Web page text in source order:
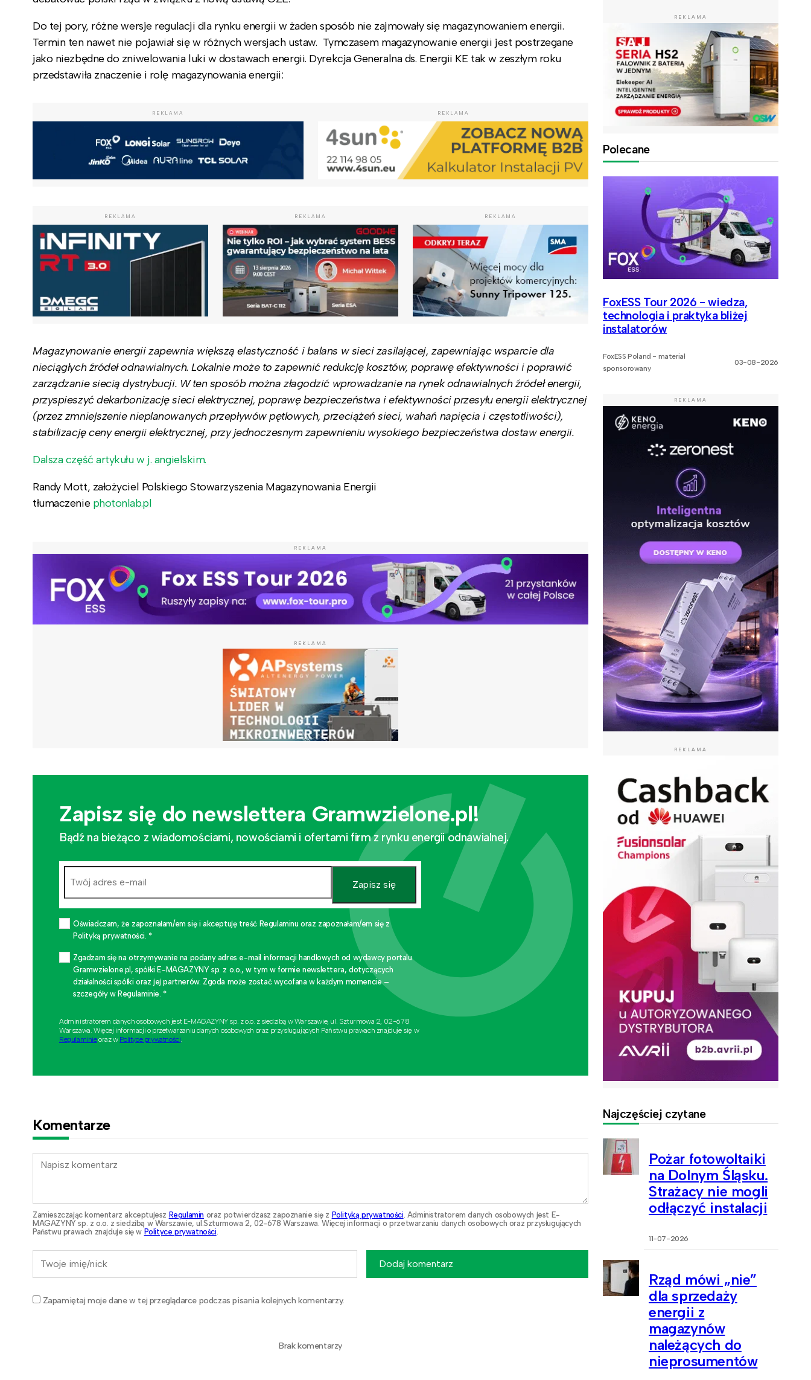
Do tej pory, różne wersje regulacji dla rynku energii w żaden sposób nie zajmowały się magazynowaniem energii.
Termin ten nawet nie pojawiał się w różnych wersjach ustaw. Tymczasem magazynowanie energii jest postrzegane
jako niezbędne do zniwelowania luki w dostawach energii. Dyrekcja Generalna ds. Energii KE tak w zeszłym roku
przedstawiła znaczenie i rolę magazynowania energii:
REKLAMA REKLAMA
REKLAMA REKLAMA REKLAMA
Magazynowanie energii zapewnia większą elastyczność i balans w sieci zasilającej, zapewniając wsparcie dla
nieciągłych źródeł odnawialnych. Lokalnie może to zapewnić redukcję kosztów, poprawę efektywności i poprawić
zarządzanie siecią dystrybucji. W ten sposób można złagodzić wprowadzanie na rynek odnawialnych źródeł energii,
przyspieszyć dekarbonizację sieci elektrycznej, poprawę bezpieczeństwa i efektywności przesyłu energii elektrycznej
(przez zmniejszenie nieplanowanych przepływów pętlowych, przeciążeń sieci, wahań napięcia i częstotliwości),
stabilizację ceny energii elektrycznej, przy jednoczesnym zapewnieniu wysokiego bezpieczeństwa dostaw energii.
Dalsza część artykułu w j. angielskim.
Randy Mott, założyciel Polskiego Stowarzyszenia Magazynowania Energii
tłumaczenie photonlab.pl
REKLAMA
REKLAMA
Zapisz się do newslettera Gramwzielone.pl!
Bądź na bieżąco z wiadomościami, nowościami i ofertami firm z rynku energii odnawialnej.
Zapisz się
Oświadczam, że zapoznałam/em się i akceptuję treść Regulaminu oraz zapoznałam/em się z
Polityką prywatności. *
Zgadzam się na otrzymywanie na podany adres e-mail informacji handlowych od wydawcy portalu
Gramwzielone.pl, spółki E-MAGAZYNY sp. z o.o., w tym w formie newslettera, dotyczących
działalności spółki oraz jej partnerów. Zgoda może zostać wycofana w każdym momencie –
szczegóły w Regulaminie. *
Administratorem danych osobowych jest E-MAGAZYNY sp. z o.o. z siedzibą w Warszawie, ul. Szturmowa 2, 02-678
Warszawa. Więcej informacji o przetwarzaniu danych osobowych oraz przysługujących Państwu prawach znajduje się w
Regulaminieoraz w Polityce prywatności
Komentarze
Zamieszczając komentarz akceptujesz Regulamin oraz potwierdzasz zapoznanie się z Polityką prywatności . Administratorem danych osobowych jest E-
MAGAZYNY sp. z o.o. z siedzibą w Warszawie, ul.Szturmowa 2, 02-678 Warszawa. Więcej informacji o przetwarzaniu danych osobowych oraz przysługujących
Państwu prawach znajduje się w Polityce prywatności
Zapamiętaj moje dane w tej przeglądarce podczas pisania kolejnych komentarzy.
Dodaj komentarz
Brak komentarzy
REKLAMA
Polecane
FoxESS Tour 2026 - wiedza,
technologia i praktyka bliżej
instalatorów
FoxESS Poland - materiał
sponsorowany
03-08-2026
REKLAMA
REKLAMA
Najczęściej czytane
Pożar fotowoltaiki
na Dolnym Śląsku.
Strażacy nie mogli
odłączyć instalacji
11-07-2026
Rząd mówi „nie”
dla sprzedaży
energii z
magazynów
należących do
nieprosumentów